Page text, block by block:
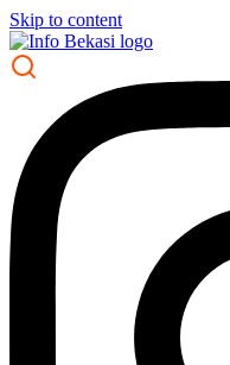
Skip to content